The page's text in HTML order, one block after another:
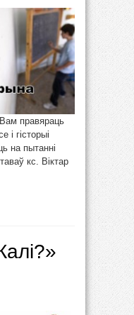
правяраць
і гісторыі
на пытанні
кс. Віктар